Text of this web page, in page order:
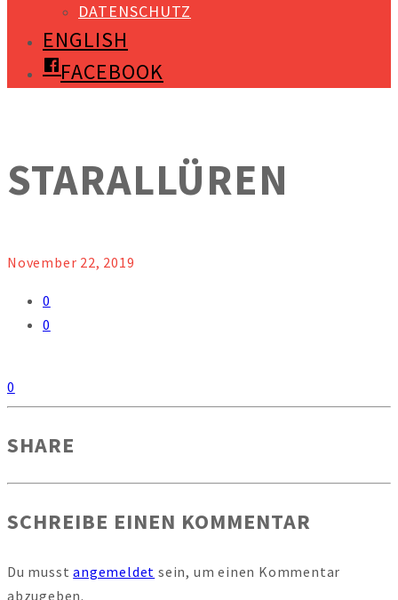
DATENSCHUTZ
ENGLISH
FACEBOOK
STARALLÜREN
November 22, 2019
0
0
0
SHARE
SCHREIBE EINEN KOMMENTAR
Du musstangemeldet sein, um einen Kommentar
abzugeben.